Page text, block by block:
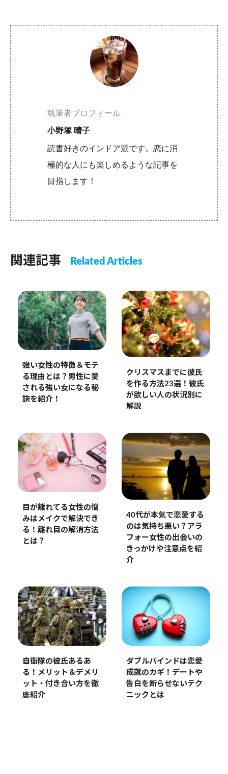
執筆者プロフィール
小野塚 晴子
読書好きのインドア派です。恋に消
極的な人にも楽しめるような記事を
目指します！
関連記事 Related Articles
強い女性の特徴＆モテ
る理由とは？男性に愛
される強い女になる秘
訣を紹介！
クリスマスまでに彼氏
を作る方法23選！彼氏
が欲しい人の状況別に
解説
目が離れてる女性の悩
みはメイクで解決でき
る！離れ目の解消方法
とは？
40代が本気で恋愛する
のは気持ち悪い？アラ
フォー女性の出会いの
きっかけや注意点を紹
介
自衛隊の彼氏あるあ
る！メリット＆デメリ
ット・付き合い方を徹
底紹介
ダブルバインドは恋愛
成就のカギ！デートや
告白を断らせないテク
ニックとは